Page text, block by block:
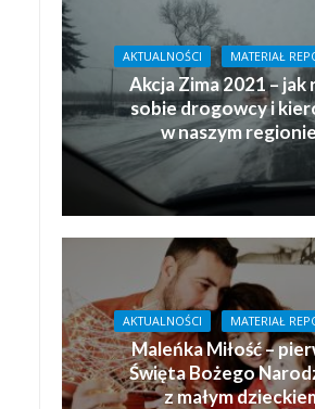
AKTUALNOŚCI MATERIAŁ
Akcja Zima 2021 – jak
sobie drogowcy i
w naszym
AKTUALNOŚCI MATERIAŁ
Maleńka Miłość –
Święta Bożego
z małym